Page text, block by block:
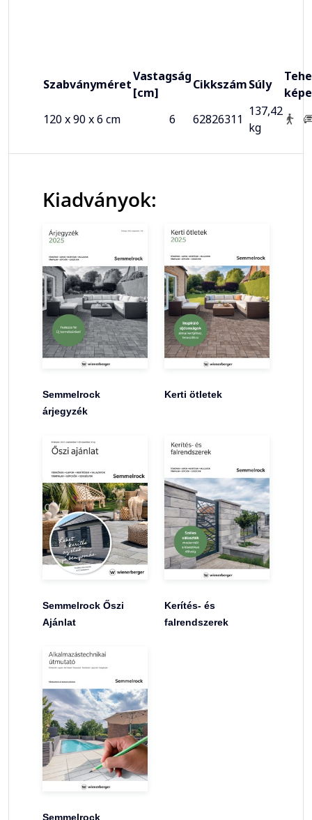
Szabványméret
Vastagság
[cm]
CikkszámSúly
120 x 90 x 6 cm
6 62826311
137,42
kg
Kiadványok:
Semmelrock
árjegyzék
Kerti ötletek
Semmelrock Őszi
Ajánlat
Kerítés- és
falrendszerek
Semmelrock